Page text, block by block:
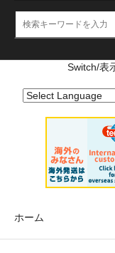
Switch/表
ホーム